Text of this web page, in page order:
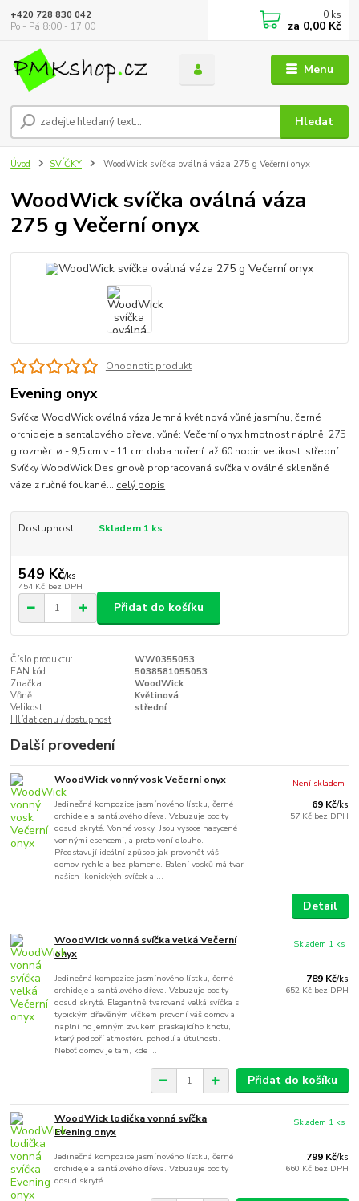
Menu
Hledat
+420 728 830 042
Po - Pá 8:00 - 17:00
0 ks
za 0,00 Kč
Úvod SVÍČKY WoodWick svíčka oválná váza 275 g Večerní onyx
WoodWick svíčka oválná váza
275 g Večerní onyx
Ohodnotit produkt
Evening onyx
Svíčka WoodWick oválná váza Jemná květinová vůně jasmínu, černé
orchideje a santalového dřeva. vůně: Večerní onyx hmotnost náplně: 275
g rozměr: ø - 9,5 cm v - 11 cm doba hoření: až 60 hodin velikost: střední
Svíčky WoodWick Designově propracovaná svíčka v oválné skleněné
váze z ručně foukané... celý popis
Dostupnost Skladem 1 ks
549 Kč/ks
454 Kč bez DPH
Přidat do košíku
Číslo produktu:
WW0355053
EAN kód:
5038581055053
Značka:
WoodWick
Vůně:
Květinová
Velikost:
střední
Hlídat cenu / dostupnost
Další provedení
WoodWick vonný vosk Večerní onyx
Jedinečná kompozice jasmínového lístku, černé
orchideje a santálového dřeva. Vzbuzuje pocity
dosud skryté. Vonné vosky. Jsou vysoce nasycené
vonnými esencemi, a proto voní dlouho.
Představují ideální způsob jak provonět váš
domov rychle a bez plamene. Balení vosků má tvar
našich ikonických svíček a ...
69 Kč/ks
57 Kč bez DPH
Není skladem
Detail
WoodWick vonná svíčka velká Večerní
onyx
Jedinečná kompozice jasmínového lístku, černé
orchideje a santálového dřeva. Vzbuzuje pocity
dosud skryté. Elegantně tvarovaná velká svíčka s
typickým dřevěným víčkem provoní váš domov a
naplní ho jemným zvukem praskajícího knotu,
který podpoří atmosféru pohodlí a útulnosti.
Neboť domov je tam, kde ...
789 Kč/ks
652 Kč bez DPH
Skladem 1 ks
Přidat do košíku
WoodWick lodička vonná svíčka
Evening onyx
Jedinečná kompozice jasmínového lístku, černé
orchideje a santálového dřeva. Vzbuzuje pocity
dosud skryté.
799 Kč/ks
660 Kč bez DPH
Skladem 1 ks